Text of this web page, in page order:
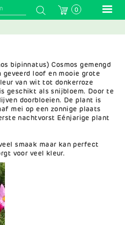
0
bipinnatus) Cosmos gemengd
loof en mooie grote
van wit tot donkerroze
geschikt als snijbloem. Door te
doorbloeien. De plant is
mei op een zonnige plaats
nachtvorst Eénjarige plant
smaak maar kan perfect
voor veel kleur.